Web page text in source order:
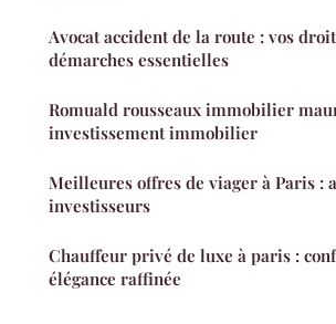
Avocat accident de la route : vos
démarches essentielles
Romuald rousseaux immobilier
investissement immobilier
Meilleures offres de viager à Paris :
investisseurs
Chauffeur privé de luxe à paris :
élégance raffinée